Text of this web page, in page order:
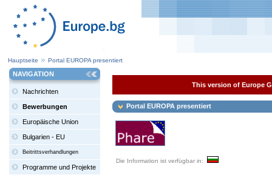
Hauptseite Portal EUROPA presentiert
NAVIGATION
Nachrichten
Bewerbungen
Europäische Union
Bulgarien - EU
Beitrittsverhandlungen
Programme und Projekte
This version of Europe
Portal EUROPA presentiert
Die Information ist verfügbar in: